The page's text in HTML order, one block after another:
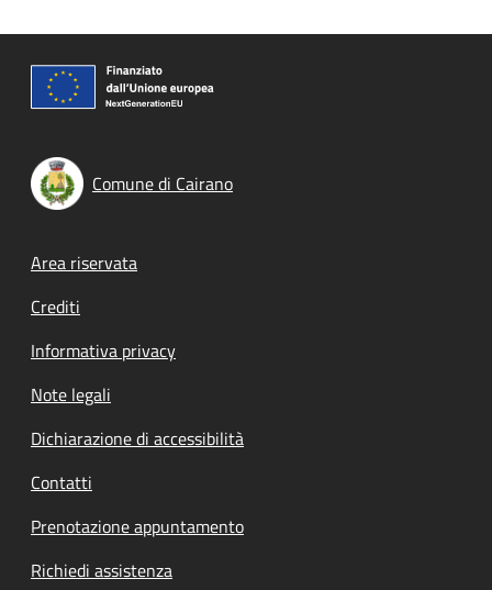
Comune di Cairano
Footer menu
Area riservata
Crediti
Informativa privacy
Note legali
Dichiarazione di accessibilità
Contatti
Prenotazione appuntamento
Richiedi assistenza